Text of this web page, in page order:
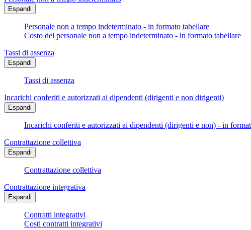
Espandi
Personale non a tempo indeterminato - in formato tabellare
Costo del personale non a tempo indeterminato - in formato tabellare
Tassi di assenza
Espandi
Tassi di assenza
Incarichi conferiti e autorizzati ai dipendenti (dirigenti e non dirigenti)
Espandi
Incarichi conferiti e autorizzati ai dipendenti (dirigenti e non) - in
Contrattazione collettiva
Espandi
Contrattazione collettiva
Contrattazione integrativa
Espandi
Contratti integrativi
Costi contratti integrativi